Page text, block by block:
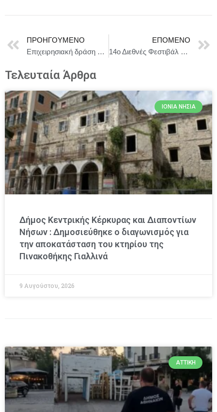
ΠΡΟΗΓΟΎΜΕΝΟ
Eπιχειρησιακή δράση αστυνομικών της Υποδιεύθυνσης Προστασίας Ανηλίκων σε περιοχές του Δήμου Λαγκαδά
ΕΠΌΜΕΝΟ
14ο Διεθνές Φεστιβάλ Ψηφιακού Κινηματογράφου Αθήνας (AIDFF) : Η Ιστορία του Πανοράματος – Ένα Ταξίδι σε Κόσμους που Αναπνέουν
Τελευταία Άρθρα
ΙΌΝΙΑ ΝΗΣΙΆ
Δήμος Κεντρικής Κέρκυρας και Διαποντίων
Νήσων : Δημοσιεύθηκε ο διαγωνισμός για
την αποκατάσταση του κτηρίου της
Πινακοθήκης Γιαλλινά
9 Αυγούστου, 2026
ΑΤΤΙΚΉ